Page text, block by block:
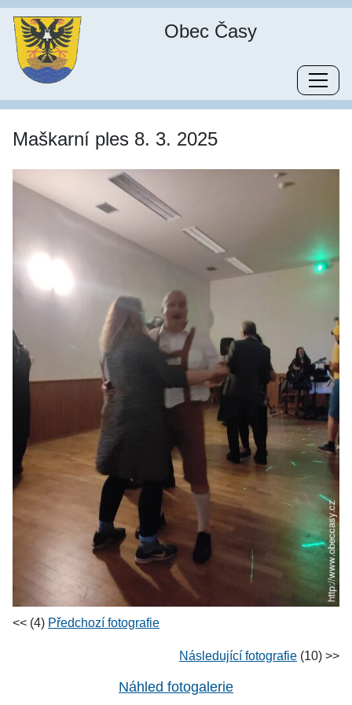
Obec Časy
Maškarní ples 8. 3. 2025
<< (4) Předchozí fotografie
Následující fotografie (10) >>
Náhled fotogalerie